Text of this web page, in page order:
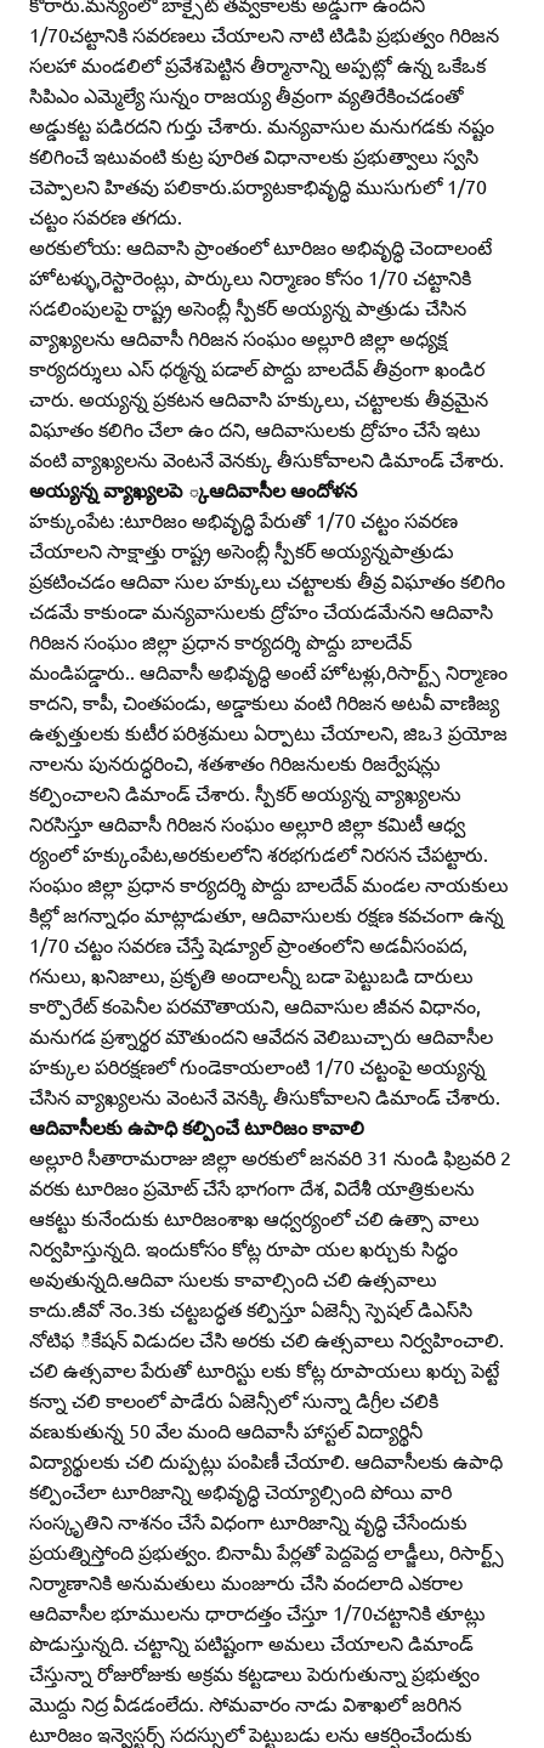
1/70చట్టానికి సవరణలు చేయాలని నాటి టిడిపి ప్రభుత్వం గిరిజన
సలహా మండలిలో ప్రవేశపెట్టిన తీర్మానాన్ని అప్పట్లో ఉన్న ఒకేఒక
సిపిఎం ఎమ్మెల్యే సున్నం రాజయ్య తీవ్రంగా వ్యతిరేకించడంతో
అడ్డుకట్ట పడిరదని గుర్తు చేశారు. మన్యవాసుల మనుగడకు నష్టం
కలిగించే ఇటువంటి కుట్ర పూరిత విధానాలకు ప్రభుత్వాలు స్వసి
చెప్పాలని హితవు పలికారు.పర్యాటకాభివృద్ధి ముసుగులో 1/70
చట్టం సవరణ తగదు.
అరకులోయ: ఆదివాసి ప్రాంతంలో టూరిజం అభివృద్ధి చెందాలంటే
హోటళ్ళు,రెస్టారెంట్లు, పార్కులు నిర్మాణం కోసం 1/70 చట్టానికి
సడలింపులపై రాష్ట్ర అసెంబ్లీ స్పీకర్‌ అయ్యన్న పాత్రుడు చేసిన
వ్యాఖ్యలను ఆదివాసీ గిరిజన సంఘం అల్లూరి జిల్లా అధ్యక్ష
కార్యదర్శులు ఎస్‌ ధర్మన్న పడాల్‌ పొద్దు బాలదేవ్‌ తీవ్రంగా ఖండిర
చారు. అయ్యన్న ప్రకటన ఆదివాసి హక్కులు, చట్టాలకు తీవ్రమైన
విఘాతం కలిగిం చేలా ఉం దని, ఆదివాసులకు ద్రోహం చేసే ఇటు
వంటి వ్యాఖ్యలను వెంటనే వెనక్కు తీసుకోవాలని డిమాండ్‌ చేశారు.
అయ్యన్న వ్యాఖ్యలపె ్కఆదివాసీల ఆందోళన
హక్కుంపేట :టూరిజం అభివృద్ధి పేరుతో 1/70 చట్టం సవరణ
చేయాలని సాక్షాత్తు రాష్ట్ర అసెంబ్లీ స్పీకర్‌ అయ్యన్నపాత్రుడు
ప్రకటించడం ఆదివా సుల హక్కులు చట్టాలకు తీవ్ర విఘాతం కలిగిం
చడమే కాకుండా మన్యవాసులకు ద్రోహం చేయడమేనని ఆదివాసి
గిరిజన సంఘం జిల్లా ప్రధాన కార్యదర్శి పొద్దు బాలదేవ్‌
మండిపడ్డారు.. ఆదివాసీ అభివృద్ధి అంటే హోటళ్లు,రిసార్ట్స్‌ నిర్మాణం
కాదని, కాపీ, చింతపండు, అడ్డాకులు వంటి గిరిజన అటవీ వాణిజ్య
ఉత్పత్తులకు కుటీర పరిశ్రమలు ఏర్పాటు చేయాలని, జిఒ3 ప్రయోజ
నాలను పునరుద్ధరించి, శతశాతం గిరిజనులకు రిజర్వేషన్లు
కల్పించాలని డిమాండ్‌ చేశారు. స్పీకర్‌ అయ్యన్న వ్యాఖ్యలను
నిరసిస్తూ ఆదివాసీ గిరిజన సంఘం అల్లూరి జిల్లా కమిటీ ఆధ్వ
ర్యంలో హక్కుంపేట,అరకులలోని శరభగుడలో నిరసన చేపట్టారు.
సంఘం జిల్లా ప్రధాన కార్యదర్శి పొద్దు బాలదేవ్‌ మండల నాయకులు
కిల్లో జగన్నాధం మాట్లాడుతూ, ఆదివాసులకు రక్షణ కవచంగా ఉన్న
1/70 చట్టం సవరణ చేస్తే షెడ్యూల్‌ ప్రాంతంలోని అడవీసంపద,
గనులు, ఖనిజాలు, ప్రకృతి అందాలన్నీ బడా పెట్టుబడి దారులు
కార్పొరేట్‌ కంపెనీల పరమౌతాయని, ఆదివాసుల జీవన విధానం,
మనుగడ ప్రశ్నార్థర మౌతుందని ఆవేదన వెలిబుచ్చారు ఆదివాసీల
హక్కుల పరిరక్షణలో గుండెకాయలాంటి 1/70 చట్టంపై అయ్యన్న
చేసిన వ్యాఖ్యలను వెంటనే వెనక్కి తీసుకోవాలని డిమాండ్‌ చేశారు.
ఆదివాసీలకు ఉపాధి కల్పించే టూరిజం కావాలి
అల్లూరి సీతారామరాజు జిల్లా అరకులో జనవరి 31 నుండి ఫిబ్రవరి 2
వరకు టూరిజం ప్రమోట్‌ చేసే భాగంగా దేశ, విదేశీ యాత్రికులను
ఆకట్టు కునేందుకు టూరిజంశాఖ ఆధ్వర్యంలో చలి ఉత్సా వాలు
నిర్వహిస్తున్నది. ఇందుకోసం కోట్ల రూపా యల ఖర్చుకు సిద్ధం
అవుతున్నది.ఆదివా సులకు కావాల్సింది చలి ఉత్సవాలు
కాదు.జీవో నెం.3కు చట్టబద్ధత కల్పిస్తూ ఏజెన్సీ స్పెషల్‌ డిఎస్‌సి
నోటిఫ ికేషన్‌ విడుదల చేసి అరకు చలి ఉత్సవాలు నిర్వహించాలి.
చలి ఉత్సవాల పేరుతో టూరిస్టు లకు కోట్ల రూపాయలు ఖర్చు పెట్టే
కన్నా చలి కాలంలో పాడేరు ఏజెన్సీలో సున్నా డిగ్రీల చలికి
వణుకుతున్న 50 వేల మంది ఆదివాసీ హాస్టల్‌ విద్యార్థినీ
విద్యార్థులకు చలి దుప్పట్లు పంపిణీ చేయాలి. ఆదివాసీలకు ఉపాధి
కల్పించేలా టూరిజాన్ని అభివృద్ధి చెయ్యాల్సింది పోయి వారి
సంస్కృతిని నాశనం చేసే విధంగా టూరిజాన్ని వృద్ధి చేసేందుకు
ప్రయత్నిస్తోంది ప్రభుత్వం. బినామీ పేర్లతో పెద్దపెద్ద లాడ్జీలు, రిసార్ట్స్‌
నిర్మాణానికి అనుమతులు మంజూరు చేసి వందలాది ఎకరాల
ఆదివాసీల భూములను ధారాదత్తం చేస్తూ 1/70చట్టానికి తూట్లు
పొడుస్తున్నది. చట్టాన్ని పటిష్టంగా అమలు చేయాలని డిమాండ్‌
చేస్తున్నా రోజురోజుకు అక్రమ కట్టడాలు పెరుగుతున్నా ప్రభుత్వం
మొద్దు నిద్ర వీడడంలేదు. సోమవారం నాడు విశాఖలో జరిగిన
టూరిజం ఇన్వెస్టర్స్‌ సదస్సులో పెట్టుబడు లను ఆకర్షించేందుకు